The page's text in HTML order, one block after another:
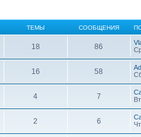
ТЕМЫ СООБЩЕНИЯ
18 86
16 58
4 7
2 6